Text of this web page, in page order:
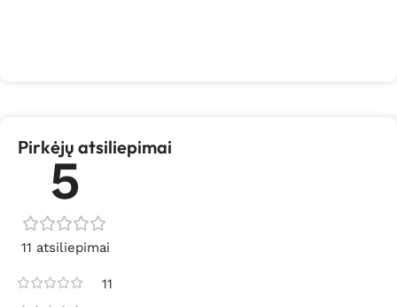
Pirkėjų atsiliepimai
5
11 atsiliepimai
11